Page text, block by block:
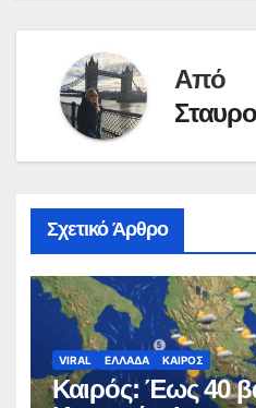
Από
Σχετικό Άρθρο
VIRAL ΕΛΛΑΔΑ ΚΑΙΡΟΣ
Καιρός: Έως 40